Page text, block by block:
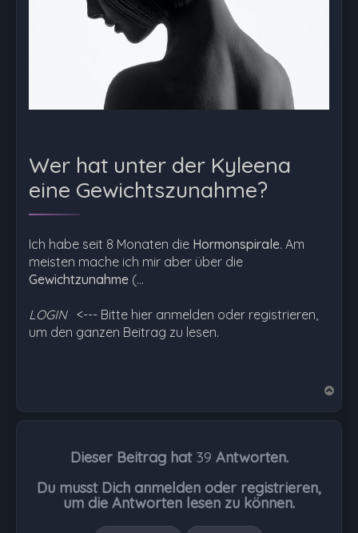
Wer hat unter der Kyleena
eine Gewichtszunahme?
Ich habe seit 8 Monaten die Hormonspirale. Am
meisten mache ich mir aber über die
Gewichtzunahme (…
LOGIN <--- Bitte hier anmelden oder registrieren,
um den ganzen Beitrag zu lesen.
Dieser Beitrag hat 39 Antworten.
Du musst Dich anmelden oder registrieren,
um die Antworten lesen zu können.